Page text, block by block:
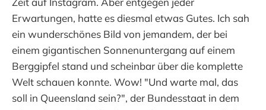
Erwartungen, hatte es diesmal etwas Gutes. Ich sah
ein wunderschönes Bild von jemandem, der bei
einem gigantischen Sonnenuntergang auf einem
Berggipfel stand und scheinbar über die komplette
Welt schauen konnte. Wow! "Und warte mal, das
soll in Queensland sein?", der Bundesstaat in dem